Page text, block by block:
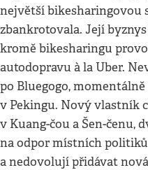
největší bikesharingovou
zbankrotovala. Její
kromě bikesharingu
autodopravu à la Uber.
po Bluegogo,
v Pekingu. Nový vlastník
v Kuang-čou a Šen-čenu,
na odpor místních
a nedovolují přidávat